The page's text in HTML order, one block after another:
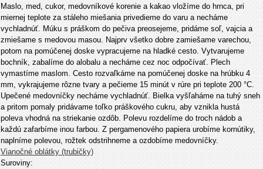
Maslo, med, cukor, medovníkové korenie a kakao vložíme do hrnca, pri
miernej teplote za stáleho miešania privedieme do varu a necháme
vychladnúť. Múku s práškom do pečiva preosejeme, pridáme soľ, vajcia a
zmiešame s medovou masou. Najprv všetko dobre zamiešame varechou,
potom na pomúčenej doske vypracujeme na hladké cesto. Vytvarujeme
bochník, zabalíme do alobalu a necháme cez noc odpočívať. Plech
vymastíme maslom. Cesto rozvaľkáme na pomúčenej doske na hrúbku 4
mm, vykrajujeme rôzne tvary a pečieme 15 minút v rúre pri teplote 200 °C.
Upečené medovníčky necháme vychladnúť. Bielka vyšľaháme na tuhý sneh
a pritom pomaly pridávame toľko práškového cukru, aby vznikla hustá
poleva vhodná na striekanie ozdôb. Polevu rozdelíme do troch nádob a
každú zafarbíme inou farbou. Z pergamenového papiera urobíme kornútiky,
naplníme polevou, rožtek odstrihneme a ozdobíme medovníčky.
Vianočné oblátky (trubičky)
Suroviny: